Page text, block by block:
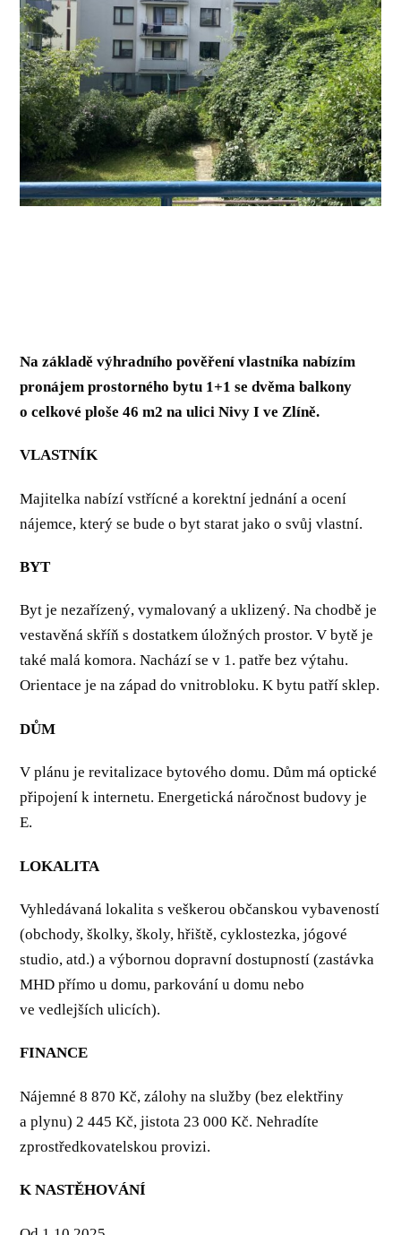
Na základě výhradního pověření vlastníka nabízím
pronájem prostorného bytu 1+1 se dvěma balkony
o celkové ploše 46 m2 na ulici Nivy I ve Zlíně.
VLASTNÍK
Majitelka nabízí vstřícné a korektní jednání a ocení
nájemce, který se bude o byt starat jako o svůj vlastní.
BYT
Byt je nezařízený, vymalovaný a uklizený. Na chodbě je
vestavěná skříň s dostatkem úložných prostor. V bytě je
také malá komora. Nachází se v 1. patře bez výtahu.
Orientace je na západ do vnitrobloku. K bytu patří sklep.
DŮM
V plánu je revitalizace bytového domu. Dům má optické
připojení k internetu. Energetická náročnost budovy je
E.
LOKALITA
Vyhledávaná lokalita s veškerou občanskou vybaveností
(obchody, školky, školy, hřiště, cyklostezka, jógové
studio, atd.) a výbornou dopravní dostupností (zastávka
MHD přímo u domu, parkování u domu nebo
ve vedlejších ulicích).
FINANCE
Nájemné 8 870 Kč, zálohy na služby (bez elektřiny
a plynu) 2 445 Kč, jistota 23 000 Kč. Nehradíte
zprostředkovatelskou provizi.
K NASTĚHOVÁNÍ